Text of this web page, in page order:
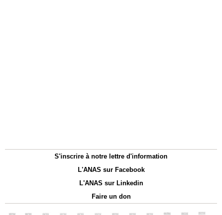
S'inscrire à notre lettre d'information
L'ANAS sur Facebook
L'ANAS sur Linkedin
Faire un don